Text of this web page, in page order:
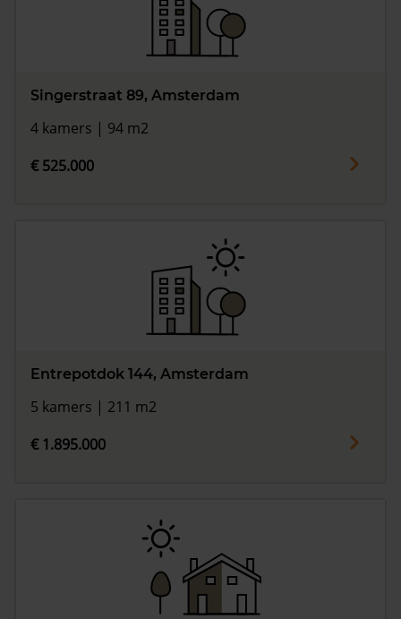
Singerstraat 89, Amsterdam
4 kamers | 94 m2
€ 525.000
Entrepotdok 144, Amsterdam
5 kamers | 211 m2
€ 1.895.000